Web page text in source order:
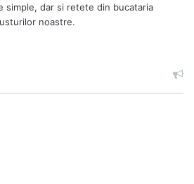
simple, dar si retete din bucataria
noastre.